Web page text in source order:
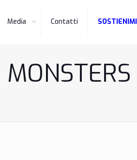
Media Contatti SOSTIENIMI